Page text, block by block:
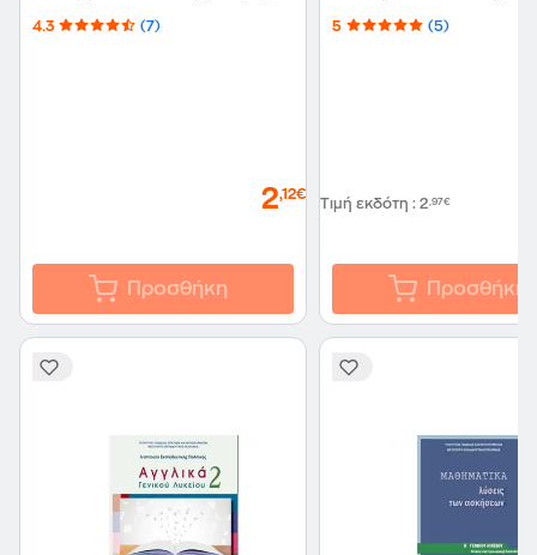
4.3 (7)
2,12€
Προσθήκη
5 (5)
Τιμή εκδότη : 2,97€
Προσθήκη